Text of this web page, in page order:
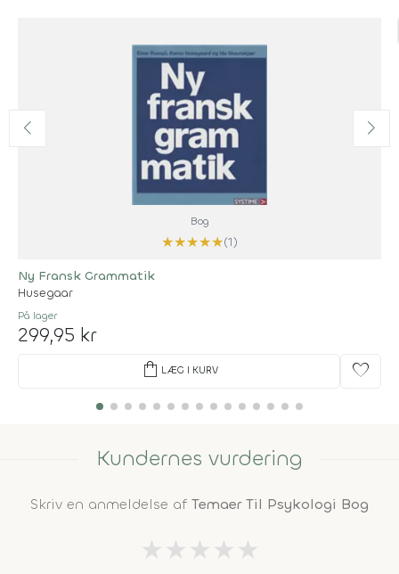
Bog
★★★★★(1)
Ny Fransk Grammatik
Husegaar
På lager
299,95 kr
shopping_bag LÆG I KURV favorite
Kundernes vurdering
Skriv en anmeldelse af Temaer Til Psykologi Bog
★ ★ ★ ★ ★